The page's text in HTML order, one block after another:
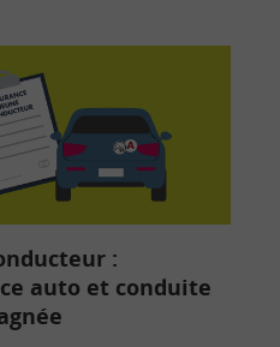
:
auto et conduite